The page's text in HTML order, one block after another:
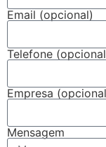
Email (opcional)
Telefone
Empresa
Mensagem